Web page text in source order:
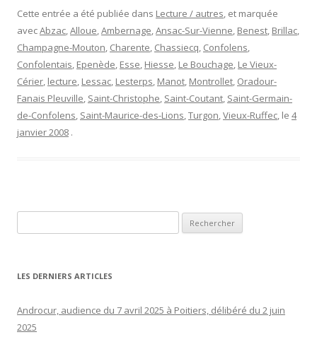
Cette entrée a été publiée dans Lecture / autres, et marquée
avecAbzac,Alloue,Ambernage,Ansac-Sur-Vienne, Benest, Brillac,
Champagne-Mouton, Charente, Chassiecq, Confolens,
Confolentais, Epenède, Esse, Hiesse, Le Bouchage, Le Vieux-
Cérier, lecture, Lessac, Lesterps, Manot, Montrollet, Oradour-
Fanais Pleuville, Saint-Christophe, Saint-Coutant, Saint-Germain-
de-Confolens, Saint-Maurice-des-Lions,Turgon,Vieux-Ruffec, le 4
janvier 2008 .
LES DERNIERS ARTICLES
Androcur, audience du 7 avril 2025 à Poitiers, délibéré du 2 juin
2025